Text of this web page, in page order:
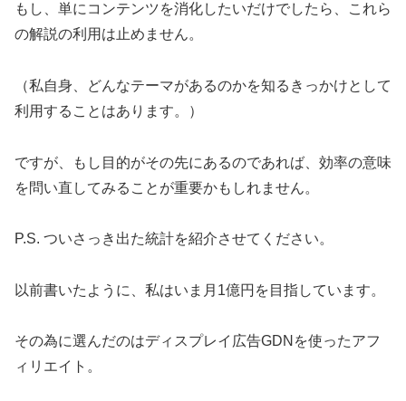
もし、単にコンテンツを消化したいだけでしたら、これら
の解説の利用は止めません。
（私自身、どんなテーマがあるのかを知るきっかけとして
利用することはあります。）
ですが、もし目的がその先にあるのであれば、効率の意味
を問い直してみることが重要かもしれません。
P.S. ついさっき出た統計を紹介させてください。
以前書いたように、私はいま月1億円を目指しています。
その為に選んだのはディスプレイ広告GDNを使ったアフ
ィリエイト。